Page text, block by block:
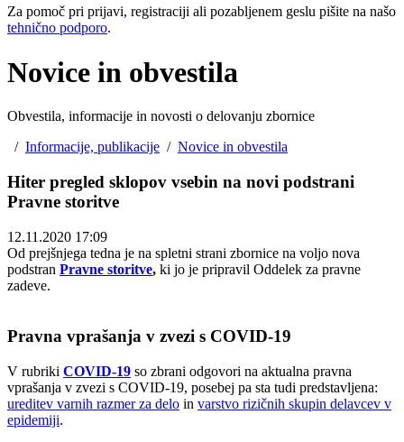
Za pomoč pri prijavi, registraciji ali pozabljenem geslu pišite na našo
tehnično podporo.
Novice in obvestila
Obvestila, informacije in novosti o delovanju zbornice
/ Informacije, publikacije / Novice in obvestila
Hiter pregled sklopov vsebin na novi podstrani
Pravne storitve
12.11.2020 17:09
Od prejšnjega tedna je na spletni strani zbornice na voljo nova
podstran Pravne storitve, ki jo je pripravil Oddelek za pravne
zadeve.
Pravna vprašanja v zvezi s COVID-19
V rubriki COVID-19 so zbrani odgovori na aktualna pravna
vprašanja v zvezi s COVID-19, posebej pa sta tudi predstavljena:
ureditev varnih razmer za delo in varstvo rizičnih skupin delavcev v
epidemiji.